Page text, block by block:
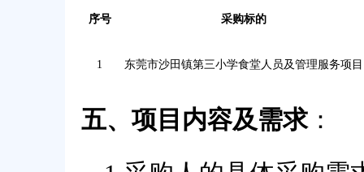
序号 采购标的
1 东莞市沙田镇第三小学食堂人员及管理服务项目
五、项目内容及需求：